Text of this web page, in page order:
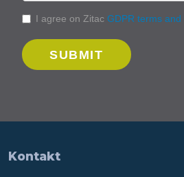
Kontakt